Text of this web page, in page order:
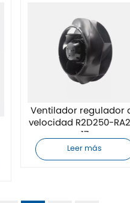
Ventilador regulador
velocidad R2D250-
17
Leer más